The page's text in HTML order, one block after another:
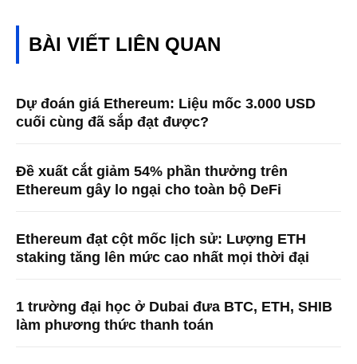
BÀI VIẾT LIÊN QUAN
Dự đoán giá Ethereum: Liệu mốc 3.000 USD
cuối cùng đã sắp đạt được?
Đề xuất cắt giảm 54% phần thưởng trên
Ethereum gây lo ngại cho toàn bộ DeFi
Ethereum đạt cột mốc lịch sử: Lượng ETH
staking tăng lên mức cao nhất mọi thời đại
1 trường đại học ở Dubai đưa BTC, ETH, SHIB
làm phương thức thanh toán